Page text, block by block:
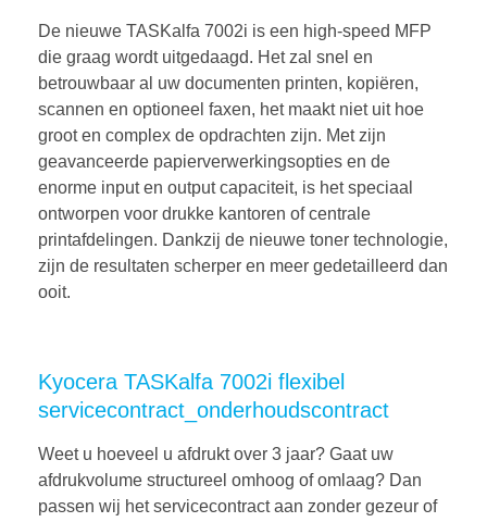
De nieuwe TASKalfa 7002i is een high-speed MFP
die graag wordt uitgedaagd. Het zal snel en
betrouwbaar al uw documenten printen, kopiëren,
scannen en optioneel faxen, het maakt niet uit hoe
groot en complex de opdrachten zijn. Met zijn
geavanceerde papierverwerkingsopties en de
enorme input en output capaciteit, is het speciaal
ontworpen voor drukke kantoren of centrale
printafdelingen. Dankzij de nieuwe toner technologie,
zijn de resultaten scherper en meer gedetailleerd dan
ooit.
Kyocera TASKalfa 7002i flexibel
servicecontract_onderhoudscontract
Weet u hoeveel u afdrukt over 3 jaar? Gaat uw
afdrukvolume structureel omhoog of omlaag? Dan
passen wij het servicecontract aan zonder gezeur of